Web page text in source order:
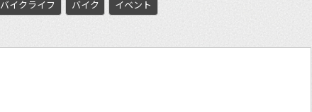
バイクライフ バイク イベント